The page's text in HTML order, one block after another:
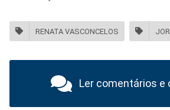
RENATA VASCONCELOS
Ler comentários e